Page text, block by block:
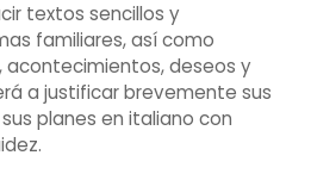
textos sencillos y
familiares, así como
acontecimientos, deseos y
a justificar brevemente sus
planes en italiano con